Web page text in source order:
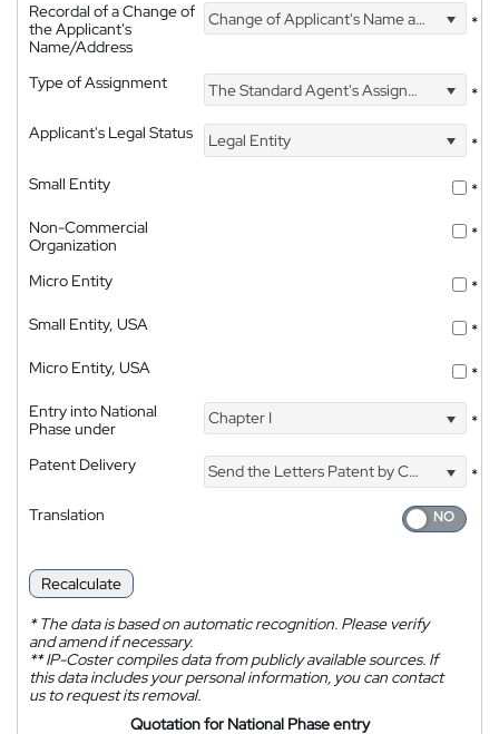
Recordal of a Change of
the Applicant's
Name/Address
Change of Applicant's Name and Address *
Type of Assignment The Standard Agent's Assignment
*
Applicant's Legal Status
Legal Entity
*
Small Entity
*
Non-Commercial
Organization
*
Micro Entity
*
Small Entity, USA
*
Micro Entity, USA
*
Entry into National
Phase under
Chapter I *
Patent Delivery Send the Letters Patent by Courier
*
Translation
Recalculate
*The data is based on automatic recognition. Please verify
and amend if necessary.
**IP-Coster compiles data from publicly available sources. If
this data includes your personal information, you can contact
us to request its removal.
Quotation for National Phase entry